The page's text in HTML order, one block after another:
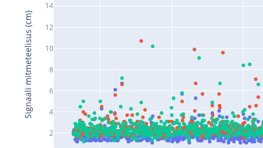
2
4
6
8
10
12
14
Signaali mitmeteelisus (cm)